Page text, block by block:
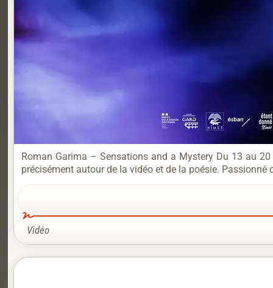
Roman Garima – Sensations and a Mystery Du 13 au
précisément autour de la vidéo et de la poésie.
Vidéo